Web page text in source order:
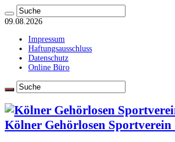
09.08.2026
Impressum
Haftungsausschluss
Datenschutz
Online Büro
Kölner Gehörlosen Sportverein